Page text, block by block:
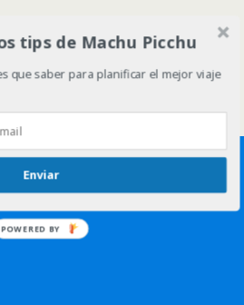
Volver arriba
Escritorio
tips de Machu Picchu
que saber para planificar el mejor viaje
Enviar
POWERED BY